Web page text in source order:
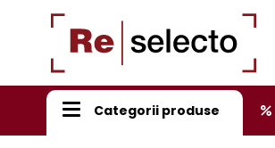
Categorii produse